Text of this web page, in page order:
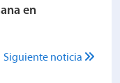
en
Siguiente noticia